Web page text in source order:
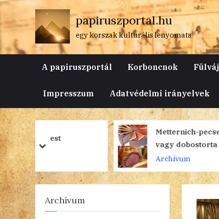
Skip
to
content
papiruszportal.hu
egy korszak kulturális lenyomata
A papiruszportál Korboncnok
Impresszum Adatvédelmi irányelvek
Metternich-pecsenye
vagy dobostorta –
Személynevet
tartalmazó ételneveink
I.
Archívum
prev
next
Archívum